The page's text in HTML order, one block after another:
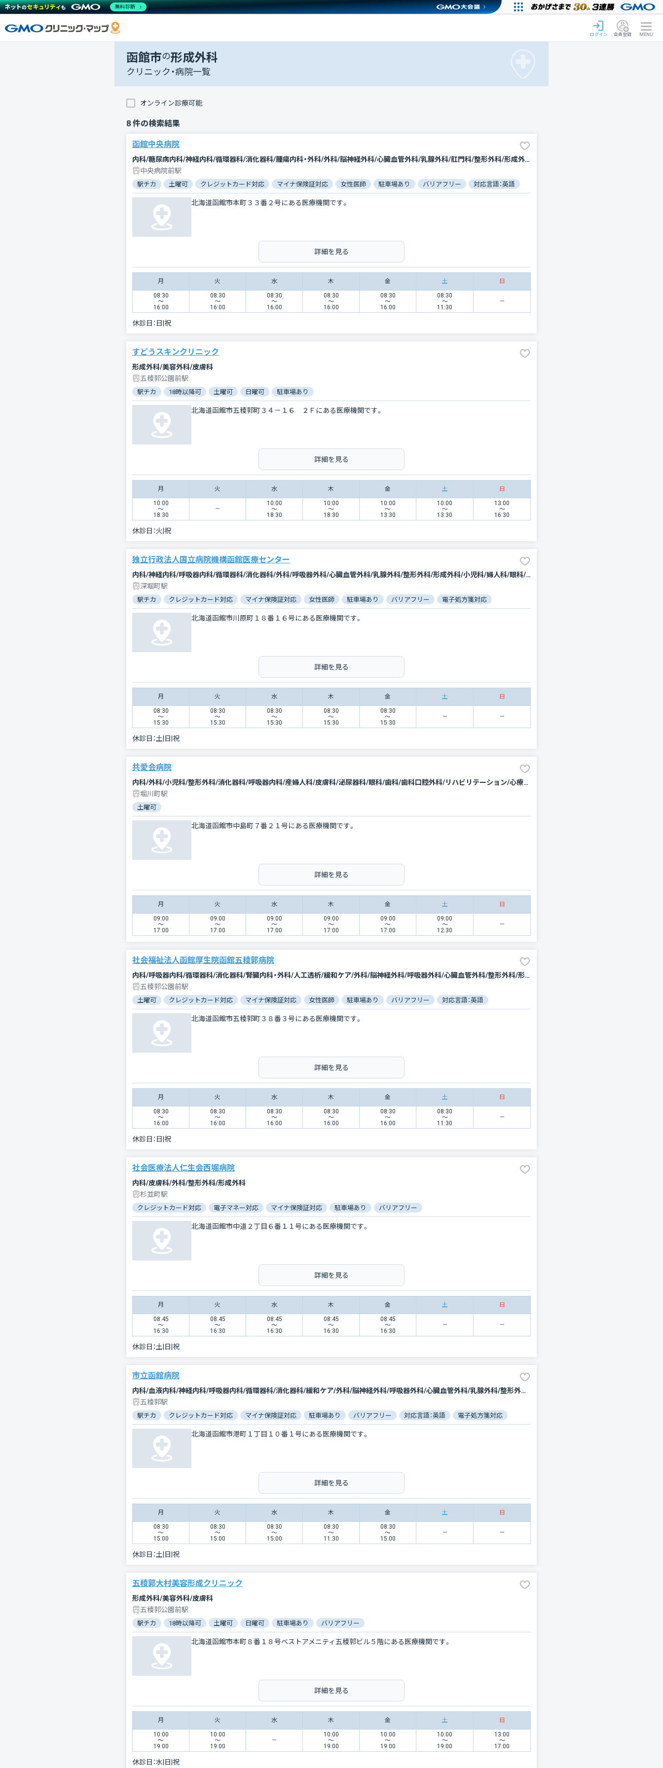
ログイン 会員登録 MENU
函館市の形成外科
クリニック・病院一覧
オンライン診療可能
8 件の検索結果
函館中央病院
内科/糖尿病内科/神経内科/循環器科/消化器科/腫瘍内科・外科/外科/脳神経外科/心臓血管外科/乳腺外科/肛門科/整形外科/形成外科/小児科/産婦人科/眼科/耳鼻咽喉科/皮膚科/泌尿器科/精神科・神経科/歯科口腔外科/リハビリテーション/放射線科/臨床検査・病理診断/麻酔科
中央病院前駅
駅チカ 土曜可 クレジットカード対応 マイナ保険証対応 女性医師 駐車場あり バリアフリー 対応言語：英語
北海道函館市本町３３番２号にある医療機関です。
詳細を見る
月 火 水 木 金 土 日
08:30
〜
16:00
08:30
〜
16:00
08:30
〜
16:00
08:30
〜
16:00
08:30
〜
16:00
08:30
〜
11:30
休診日： 日|祝
すどうスキンクリニック
形成外科/美容外科/皮膚科
五稜郭公園前駅
駅チカ 18時以降可 土曜可 日曜可 駐車場あり
北海道函館市五稜郭町３４－１６ ２Ｆにある医療機関です。
詳細を見る
月 火 水 木 金 土 日
10:00
〜
18:30
10:00
〜
18:30
10:00
〜
18:30
10:00
〜
13:30
10:00
〜
13:30
13:00
〜
16:30
休診日：火|祝
独立行政法人国立病院機構函館医療センター
内科/神経内科/呼吸器内科/循環器科/消化器科/外科/呼吸器外科/心臓血管外科/乳腺外科/整形外科/形成外科/小児科/婦人科/眼科/皮膚科/泌尿器科/精神科・神経科/歯科口腔外科/リハビリテーション/放射線科/臨床検査・病理診断/麻酔科
深堀町駅
駅チカ クレジットカード対応 マイナ保険証対応 女性医師 駐車場あり バリアフリー 電子処方箋対応
北海道函館市川原町１８番１６号にある医療機関です。
詳細を見る
月 火 水 木 金 土 日
08:30
〜
15:30
08:30
〜
15:30
08:30
〜
15:30
08:30
〜
15:30
08:30
〜
15:30
休診日：土|日|祝
共愛会病院
内科/外科/小児科/整形外科/消化器科/呼吸器内科/産婦人科/皮膚科/泌尿器科/眼科/歯科/歯科口腔外科/リハビリテーション/心療内科/麻酔科/形成外科/放射線科/耳鼻咽喉科
堀川町駅
土曜可
北海道函館市中島町７番２１号にある医療機関です。
詳細を見る
月 火 水 木 金 土 日
09:00
〜
17:00
09:00
〜
17:00
09:00
〜
17:00
09:00
〜
17:00
09:00
〜
17:00
09:00
〜
12:30
社会福祉法人函館厚生院函館五稜郭病院
内科/呼吸器内科/循環器科/消化器科/腎臓内科・外科/人工透析/緩和ケア/外科/脳神経外科/呼吸器外科/心臓血管外科/整形外科/形成外科/小児科/小児外科/産婦人科/眼科/耳鼻咽喉科/皮膚科/泌尿器科/歯科口腔外科/リハビリテーション/放射線科/臨床検査・病理診断/救急科/麻酔科
五稜郭公園前駅
土曜可 クレジットカード対応 マイナ保険証対応 女性医師 駐車場あり バリアフリー 対応言語：英語
北海道函館市五稜郭町３８番３号にある医療機関です。
詳細を見る
月 火 水 木 金 土 日
08:30
〜
16:00
08:30
〜
16:00
08:30
〜
16:00
08:30
〜
16:00
08:30
〜
16:00
08:30
〜
11:30
休診日： 日|祝
社会医療法人仁生会西堀病院
内科/皮膚科/外科/整形外科/形成外科
杉並町駅
クレジットカード対応 電子マネー対応 マイナ保険証対応 駐車場あり バリアフリー
北海道函館市中道２丁目６番１１号にある医療機関です。
詳細を見る
月 火 水 木 金 土 日
08:45
〜
16:30
08:45
〜
16:30
08:45
〜
16:30
08:45
〜
16:30
08:45
〜
16:30
休診日：土|日|祝
市立函館病院
内科/血液内科/神経内科/呼吸器内科/循環器科/消化器科/緩和ケア/外科/脳神経外科/呼吸器外科/心臓血管外科/乳腺外科/整形外科/形成外科/小児科/産婦人科/眼科/耳鼻咽喉科/皮膚科/泌尿器科/精神科・神経科/歯科/矯正歯科/歯科口腔外科/リウマチ科/リハビリテーション/放射線科/臨床検査・病理診断/救急科/麻酔科
五稜郭駅
駅チカ クレジットカード対応 マイナ保険証対応 駐車場あり バリアフリー 対応言語：英語 電子処方箋対応
北海道函館市港町１丁目１０番１号にある医療機関です。
詳細を見る
月 火 水 木 金 土 日
08:30
〜
15:00
08:30
〜
15:00
08:30
〜
15:00
08:30
〜
11:30
08:30
〜
15:00
休診日：土|日|祝
五稜郭大村美容形成クリニック
形成外科/美容外科/皮膚科
五稜郭公園前駅
駅チカ 18時以降可 土曜可 日曜可 駐車場あり バリアフリー
北海道函館市本町８番１８号ベストアメニティ五稜郭ビル５階にある医療機関です。
詳細を見る
月 火 水 木 金 土 日
10:00
〜
19:00
10:00
〜
19:00
10:00
〜
19:00
10:00
〜
19:00
10:00
〜
19:00
13:00
〜
17:00
休診日：水|日|祝
無料診断